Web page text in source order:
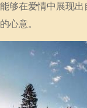
够在爱情中展现
心意。